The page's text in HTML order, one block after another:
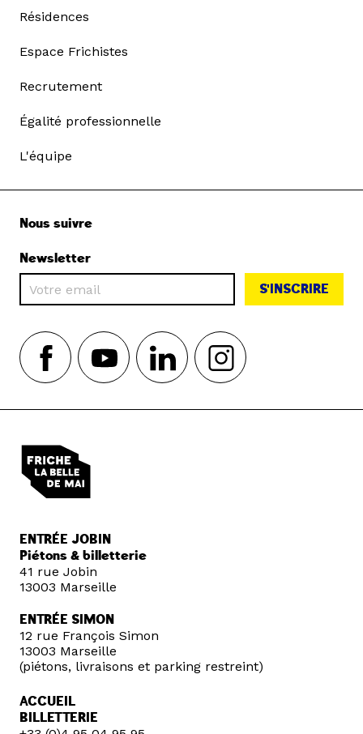
Résidences
Espace Frichistes
Recrutement
Égalité professionnelle
L'équipe
Nous suivre
Newsletter
S'INSCRIRE
ENTRÉE JOBIN
Piétons & billetterie
41 rue Jobin
13003 Marseille
ENTRÉE SIMON
12 rue François Simon
13003 Marseille
(piétons, livraisons et parking restreint)
ACCUEIL
BILLETTERIE